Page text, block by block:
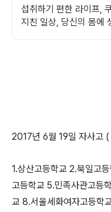
섭취하기 편한 라이프,
지친 일상, 당신의 몸에
2017년 6월 19일 자사고 (
1.상산고등학교 2.북일고
고등학교 5.민족사관고등
교 8.서울세화여자고등학